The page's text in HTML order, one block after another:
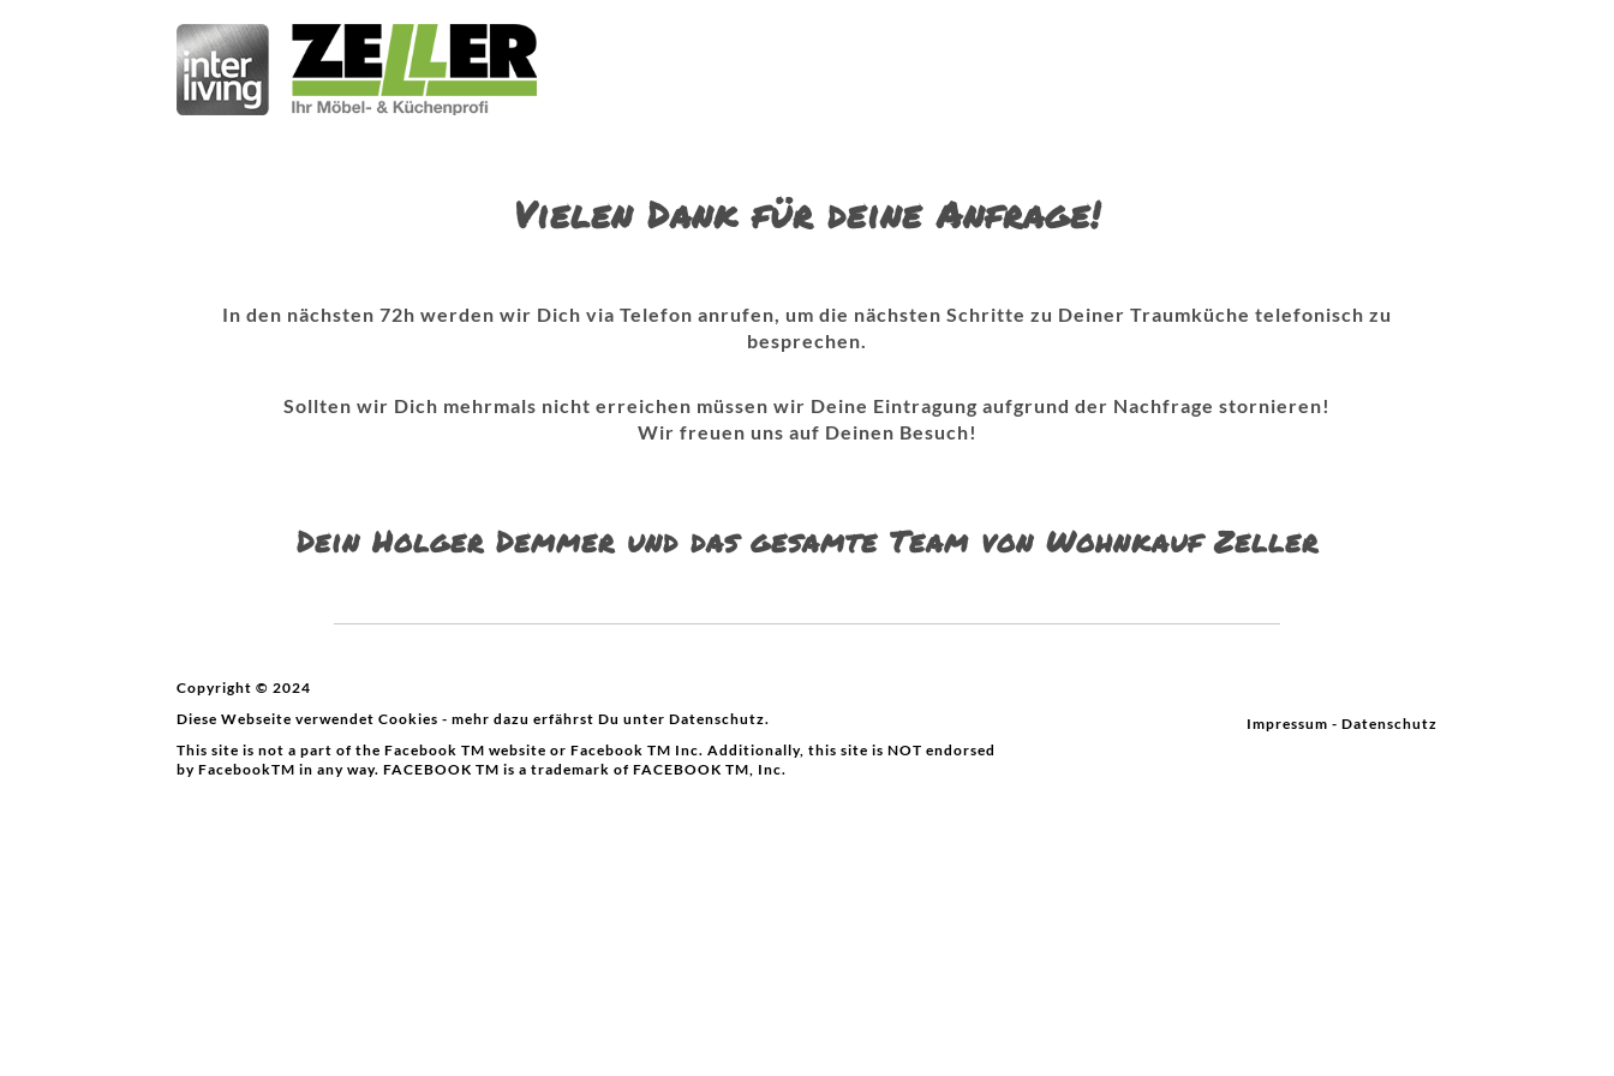
Vielen Dank für deine Anfrage!
In den nächsten 72h werden wir Dich via Telefon anrufen, um die nächsten Schritte zu Deiner Traumküche telefonisch zu
besprechen.
Sollten wir Dich mehrmals nicht erreichen müssen wir Deine Eintragung aufgrund der Nachfrage stornieren!
Wir freuen uns auf Deinen Besuch!
Dein Holger Demmer und das gesamte Team von Wohnkauf Zeller
Copyright © 2024
Diese Webseite verwendet Cookies - mehr dazu erfährst Du unter Datenschutz.
This site is not a part of the Facebook TM website or Facebook TM Inc. Additionally, this site is NOT endorsed
by FacebookTM in any way. FACEBOOK TM is a trademark of FACEBOOK TM, Inc.
Impressum - Datenschutz